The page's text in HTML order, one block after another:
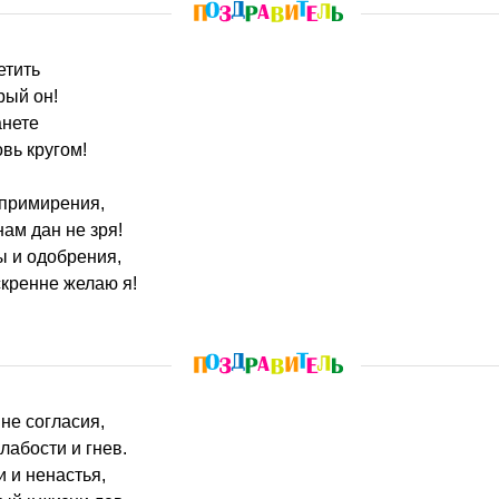
он!
кругом!
дан не зря!
и одобрения,
желаю я!
согласия,
и гнев.
ненастья,